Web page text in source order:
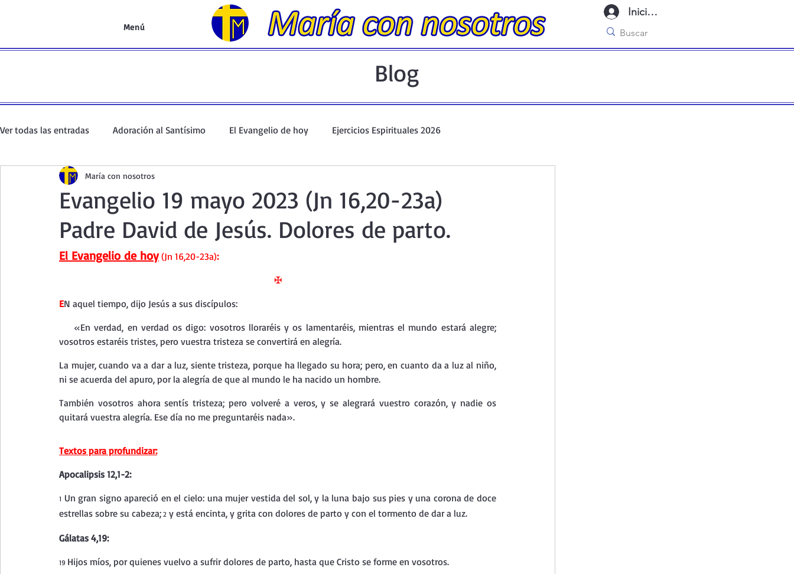
Menú
Iniciar sesión
Blog
Ver todas las entradas Adoración al Santísimo El Evangelio de hoy Ejercicios Espirituales 2026
Oración de la mañana El Evangelio en un minuto
Curso de oración Curso del Catecismo Santo Rosario y Coronilla Oraciones Eucarísticas
Taller de oración con los Salmos Retiro Adviento - Navidad Ejercicios Esp. Cuaresma 2023
Meditaciones Semana Santa 2023 Semana Santa 2025 Semana Santa 2024
Evangelio 19 mayo 2023 (Jn 16,20-23a)
Padre David de Jesús. Dolores de parto.
María con nosotros
El Evangelio de hoy (Jn 16,20-23a):
✠
EN aquel tiempo, dijo Jesús a sus discípulos:
«En verdad, en verdad os digo: vosotros lloraréis y os lamentaréis, mientras el mundo estará alegre;
vosotros estaréis tristes, pero vuestra tristeza se convertirá en alegría.
La mujer, cuando va a dar a luz, siente tristeza, porque ha llegado su hora; pero, en cuanto da a luz al niño,
ni se acuerda del apuro, por la alegría de que al mundo le ha nacido un hombre.
También vosotros ahora sentís tristeza; pero volveré a veros, y se alegrará vuestro corazón, y nadie os
quitará vuestra alegría. Ese día no me preguntaréis nada».
Textos para profundizar:
Apocalipsis 12,1-2:
1 Un gran signo apareció en el cielo: una mujer vestida del sol, y la luna bajo sus pies y una corona de doce
estrellas sobre su cabeza; 2 y está encinta, y grita con dolores de parto y con el tormento de dar a luz.
Gálatas 4,19:
19 Hijos míos, por quienes vuelvo a sufrir dolores de parto, hasta que Cristo se forme en vosotros.